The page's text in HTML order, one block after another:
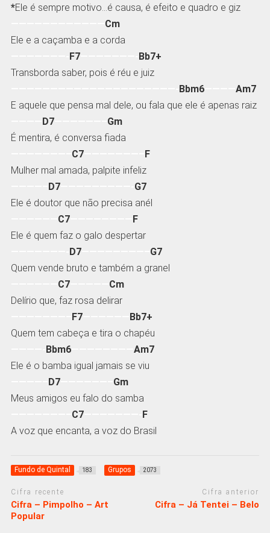
*Ele é sempre motivo…é causa, é efeito e quadro e giz
Cm
Ele e a caçamba e a corda
F7———————- Bb7+
Transborda saber, pois é réu e juiz
Bbm6———— Am7
E aquele que pensa mal dele, ou fala que ele é apenas raiz
D7——————– Gm
É mentira, é conversa fiada
C7———————– F
Mulher mal amada, palpite infeliz
D7—————————- G7
Ele é doutor que não precisa anél
C7———————— F
Ele é quem faz o galo despertar
D7————————– G7
Quem vende bruto e também a granel
C7————— Cm
Delírio que, faz rosa delirar
F7—————— Bb7+
Quem tem cabeça e tira o chapéu
Bbm6———————— Am7
Ele é o bamba igual jamais se viu
D7——————– Gm
Meus amigos eu falo do samba
C7———————- F
A voz que encanta, a voz do Brasil
Fundo de Quintal 183 Grupos 2073
Cifra recente
Cifra – Pimpolho – Art
Popular
Cifra anterior
Cifra – Já Tentei – Belo